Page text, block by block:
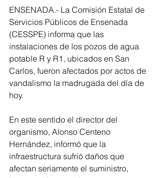
ENSENADA.- La Comisión Estatal de
Servicios Públicos de Ensenada
(CESSPE) informa que las
instalaciones de los pozos de agua
potable R y R1, ubicados en San
Carlos, fueron afectados por actos de
vandalismo la madrugada del día de
hoy.
En este sentido el director del
organismo, Alonso Centeno
Hernández, informó que la
infraestructura sufrió daños que
afectan seriamente el suministro,